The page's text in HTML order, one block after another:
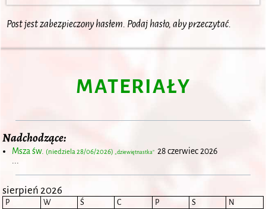
Post jest zabezpieczony hasłem. Podaj hasło, aby przeczytać.
MATERIAŁY
Nadchodzące:
Msza św. (niedziela 28/06/2026) „dziewiętnastka” 28 czerwiec 2026
sierpień 2026
P W Ś C P S N